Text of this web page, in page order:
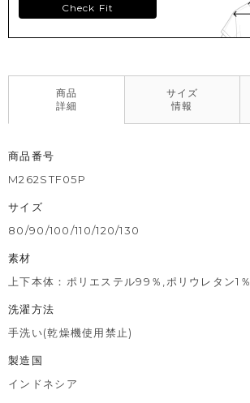
Check Fit
商品
詳細
サイズ
情報
商品番号
M262STF05P
サイズ
80/90/100/110/120/130
素材
上下本体：ポリエステル99％,ポリウレタン1％
洗濯方法
手洗い(乾燥機使用禁止)
製造国
インドネシア